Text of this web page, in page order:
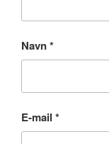
Navn*
E-mail *